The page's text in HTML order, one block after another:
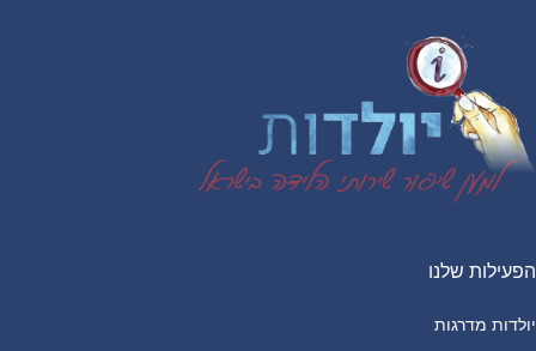
Footer
הפעילות שלנו
יולדות מדרגות